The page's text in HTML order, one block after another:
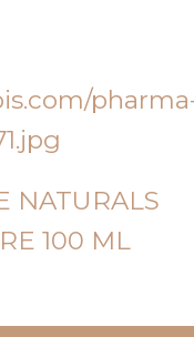
NATURALS
100 ML